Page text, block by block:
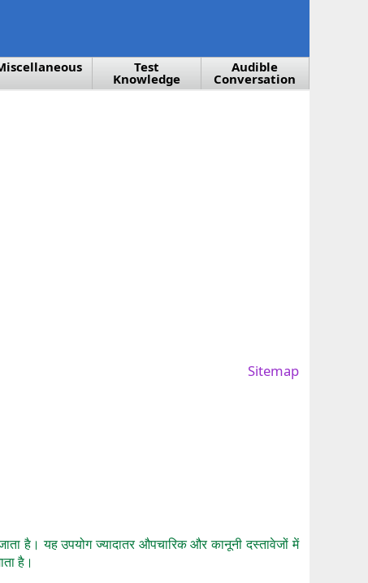
Test
Knowledge
Audible
Conversation
Sitemap
है। यह उपयोग ज्यादातर औपचारिक और कानूनी दस्तावेजों में
है।